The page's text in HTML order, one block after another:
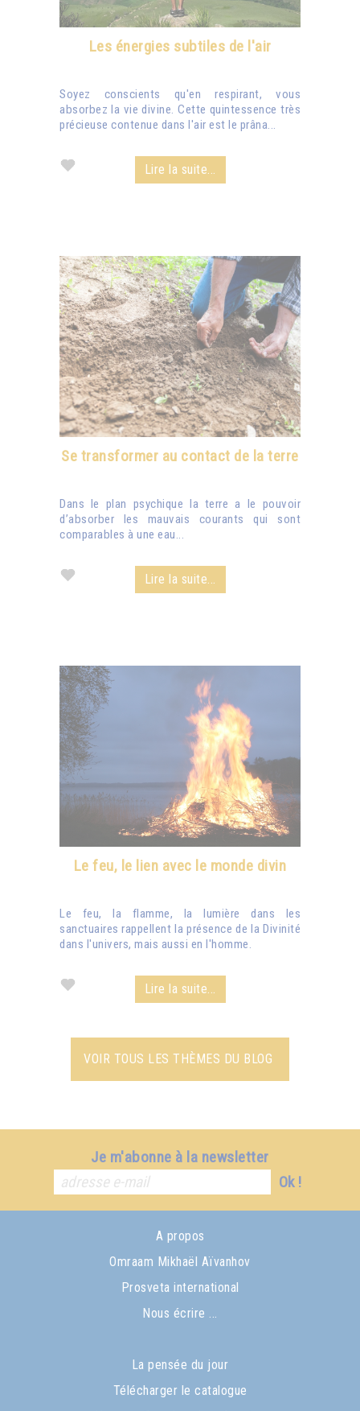
Les énergies subtiles de l'air
Soyez conscients qu'en respirant, vous
absorbez la vie divine. Cette quintessence très
précieuse contenue dans l'air est le prâna...
Lire la suite...
Se transformer au contact de la terre
Dans le plan psychique la terre a le pouvoir
d’absorber les mauvais courants qui sont
comparables à une eau...
Lire la suite...
Le feu, le lien avec le monde divin
Le feu, la flamme, la lumière dans les
sanctuaires rappellent la présence de la Divinité
dans l'univers, mais aussi en l'homme.
Lire la suite...
VOIR TOUS LES THÈMES DU BLOG
Je m'abonne à la newsletter
Ok !
A propos
Omraam Mikhaël Aïvanhov
Prosveta international
Nous écrire ...
La pensée du jour
Télécharger le catalogue